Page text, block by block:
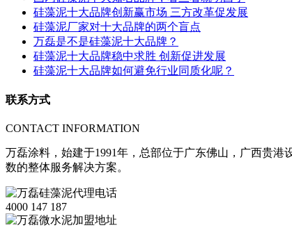
硅藻泥十大品牌创新赢市场 三方改革促发展
硅藻泥厂家对十大品牌的两个盲点
万磊是不是硅藻泥十大品牌？
硅藻泥十大品牌稳中求胜 创新促进发展
硅藻泥十大品牌如何避免行业同质化呢？
联系方式
CONTACT INFORMATION
万磊涂料，始建于1991年，总部位于广东佛山，广西贵
数的整体服务解决方案。
4000 147 187